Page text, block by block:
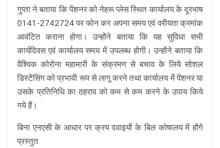
गुप्ता ने बताया कि पेंशनर को नेहरू प्लेस स्थित कार्यालय के दूरभाष
0141-2742724 पर फोन कर अपना समय एवं वरीयता क्रमांक
आवंटित कराना होगा। उन्होंने बताया कि यह सुविधा सभी
कार्यदिवस एवं कार्यालय समय में उपलब्ध होगी। उन्होंने बताया कि
वैश्विक कोरोना महामारी के संक्रमण से बचाव के लिये सोशल
डिस्टेंसिंग को प्रभावी रूप से लागू करने तथा कार्यालय मेंं पेंशनर या
उसके प्रतिनिधि का ठहराव को कम से कम करने के उपाय किये
गये हैं।
बिना एनएसी के आधार पर क्रय दवाइयों के बिल कोषालय में होंगे
प्रस्तुत